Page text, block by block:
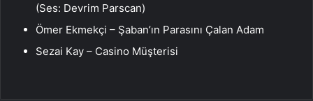
(Ses: Devrim Parscan)
Ömer Ekmekçi – Şaban’ın Parasını Çalan Adam
Sezai Kay – Casino Müşterisi